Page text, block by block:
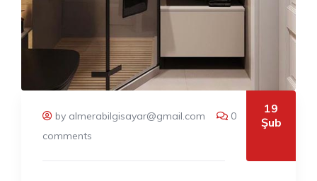
by almerabilgisayar@gmail.com
0
comments
19
Şub